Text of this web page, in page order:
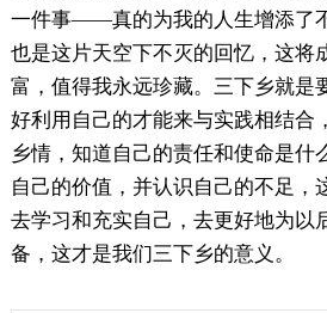
一件事——真的为我的人生增添了
也是这片天空下不灭的回忆，这将
富，值得我永远珍藏。三下乡就是
好利用自己的才能来与实践相结合
乡情，知道自己的责任和使命是什
自己的价值，并认识自己的不足，
去学习和充实自己，去更好地为以
备，这才是我们三下乡的意义。